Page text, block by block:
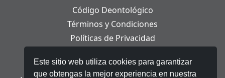
Este sitio web utiliza cookies para garantizar
que obtengas la mejor experiencia en nuestra
Código Deontológico
Términos y Condiciones
Políticas de Privacidad
Aviso Legal